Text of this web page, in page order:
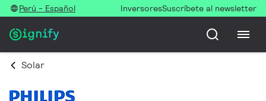
Perú - Español InversoresSuscríbete al newsletter
Solar